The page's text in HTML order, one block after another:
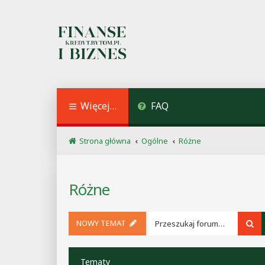
Więcej… FAQ
Strona główna Ogólne Różne
Różne
NOWY TEMAT
Tematy